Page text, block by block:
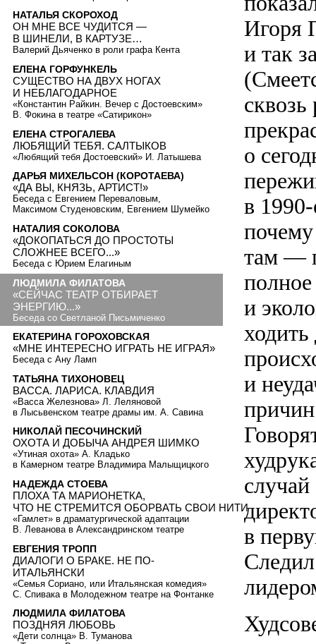
Игоря
и так
о
в
там —
и
и
в
НАТАЛЬЯ СКОРОХОД
ОН МНЕ ВСЕ ЧУДИТСЯ —
В ШИНЕЛИ, В КАРТУЗЕ…
Валерий Дьяченко в роли графа Кента
ЕЛЕНА ГОРФУНКЕЛЬ
СУЩЕСТВО НА ДВУХ НОГАХ
И НЕБЛАГОДАРНОЕ
«Константин Райкин. Вечер с Достоевским»
В. Фокина в театре «Сатирикон»
ЕЛЕНА СТРОГАЛЕВА
ЛЮБЯЩИЙ ТЕБЯ. САЛТЫКОВ
«Любящий тебя Достоевский» И. Латышева
ДАРЬЯ МИХЕЛЬСОН (КОРОТАЕВА)
«ДА ВЫ, КНЯЗЬ, АРТИСТ!»
Беседа с Евгением Переваловым,
Максимом Студеновским, Евгением Шумейко
НАТАЛИЯ СОКОЛОВА
«ДОКОПАТЬСЯ ДО ПРОСТОТЫ
СЛОЖНЕЕ ВСЕГО...»
Беседа с Юрием Елагиным
ЛЮДМИЛА ФИЛАТОВА
«СЕЙЧАС ТЕАТР ОТБИРАЕТ
ЭНЕРГИЮ...»
Беседа со Светланой Письмиченко
ЕКАТЕРИНА ГОРОХОВСКАЯ
«МНЕ ИНТЕРЕСНО ИГРАТЬ НЕ ИГРАЯ»
Беседа с Ану Ламп
ТАТЬЯНА ТИХОНОВЕЦ
ВАССА. ЛАРИСА. КЛАВДИЯ
«Васса Железнова» Л. Леляновой
в Лысьвенском театре драмы им. А. Савина
НИКОЛАЙ ПЕСОЧИНСКИЙ
ОХОТА И ДОБЫЧА АНДРЕЯ ШИМКО
«Утиная охота» А. Кладько
в Камерном театре Владимира Малыщицкого
НАДЕЖДА СТОЕВА
ПЛОХА ТА МАРИОНЕТКА,
ЧТО НЕ СТРЕМИТСЯ ОБОРВАТЬ СВОИ НИТИ
«Гамлет» в драматургической адаптации
В. Леванова в Александринском театре
ЕВГЕНИЯ ТРОПП
ДИАЛОГИ О БРАКЕ. НЕ ПО-
ИТАЛЬЯНСКИ
«Семья Сориано, или Итальянская комедия»
С. Спивака в Молодежном театре на Фонтанке
ЛЮДМИЛА ФИЛАТОВА
ПОЗДНЯЯ ЛЮБОВЬ
«Дети солнца» В. Туманова